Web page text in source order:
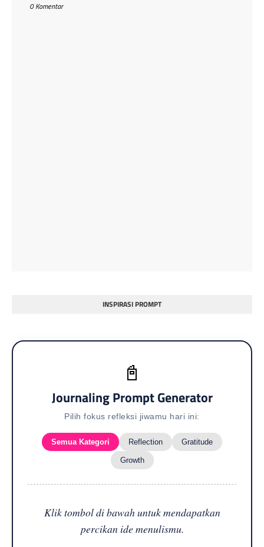
0 Komentar
INSPIRASI PROMPT
📓
Journaling Prompt Generator
Pilih fokus refleksi jiwamu hari ini:
Semua Kategori Reflection Gratitude
Growth
Klik tombol di bawah untuk mendapatkan
percikan ide menulismu.